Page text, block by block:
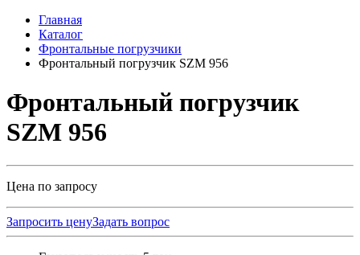
Главная
Каталог
Фронтальные погрузчики
Фронтальный погрузчик SZM 956
Фронтальный погрузчик
SZM 956
Цена по запросу
Запросить ценуЗадать вопрос